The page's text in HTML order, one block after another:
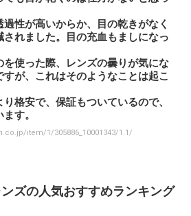
性が高いからか、目の乾きがなく
れました。目の充血もましになっ
を使った際、レンズの曇りが気にな
すが、これはそのようなことは起こ
格安で、保証もついているので、
す。
item/1/305886_10001343/1.1/
ズの人気おすすめランキング